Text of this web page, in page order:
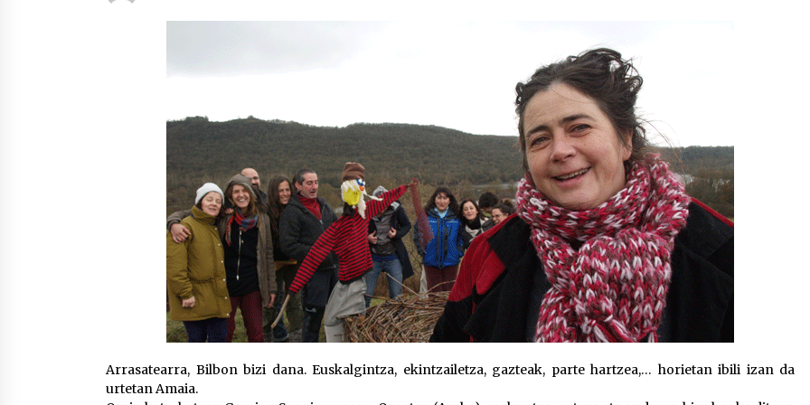
Larunbatean Plentziako Itsas
Martxa ospatuko da
2026/07/07
Auritz Iñurrietaren margoak
ikusgai Uribitarte40 aretoan
2026/07/03
SOINUGELA: Paul McCartney eta
Ringo Starr-en lan berriak
2026/07/03
Arrasatearra, Bilbon bizi dana. Euskalgintza, ekintzailetza, gazteak, parte hartzea,… horietan ibili izan da
urtetan Amaia.